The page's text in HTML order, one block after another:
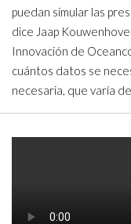
puedan simular las
dice Jaap
Innovación de
cuántos datos se
necesaria, que varía